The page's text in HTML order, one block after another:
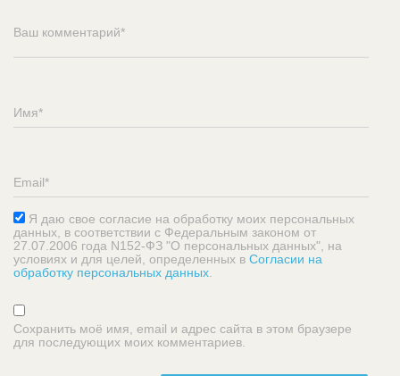
Я даю свое согласие на обработку моих персональных
данных, в соответствии с Федеральным законом от
27.07.2006 года N152-ФЗ "О персональных данных", на
условиях и для целей, определенных в Согласии на
обработку персональных данных
Сохранить моё имя, email и адрес сайта в этом браузере
для последующих моих комментариев.